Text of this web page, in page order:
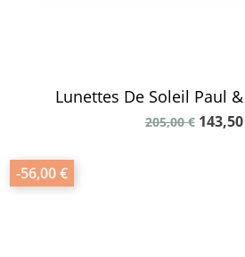
Lunettes De Soleil Paul &
205,00 €
-56,00 €